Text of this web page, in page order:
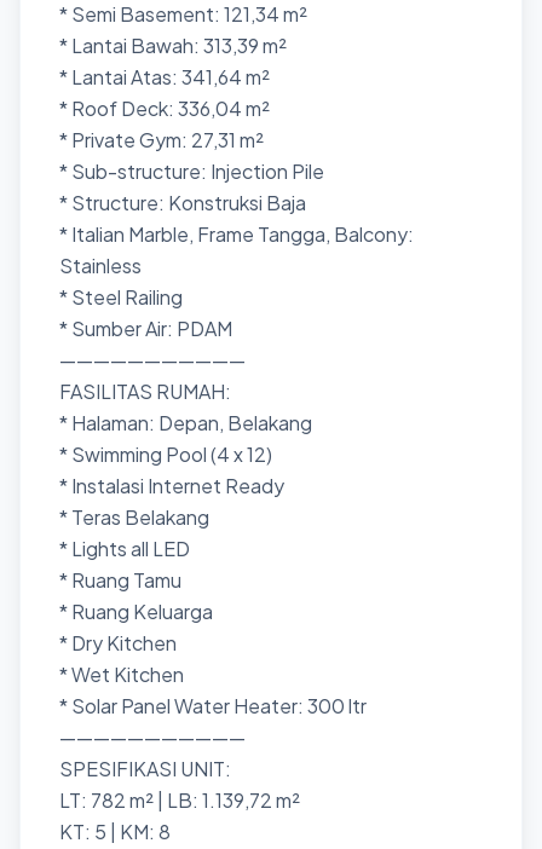
* Semi Basement: 121,34 m²
* Lantai Bawah: 313,39 m²
* Lantai Atas: 341,64 m²
* Roof Deck: 336,04 m²
* Private Gym: 27,31 m²
* Sub-structure: Injection Pile
* Structure: Konstruksi Baja
* Italian Marble, Frame Tangga, Balcony:
Stainless
* Steel Railing
* Sumber Air: PDAM
———————————
FASILITAS RUMAH:
* Halaman: Depan, Belakang
* Swimming Pool (4 x 12)
* Instalasi Internet Ready
* Teras Belakang
* Lights all LED
* Ruang Tamu
* Ruang Keluarga
* Dry Kitchen
* Wet Kitchen
* Solar Panel Water Heater: 300 ltr
———————————
SPESIFIKASI UNIT:
LT: 782 m² | LB: 1.139,72 m²
KT: 5 | KM: 8